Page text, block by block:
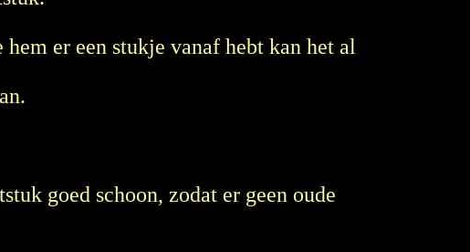
er een stukje vanaf hebt kan het al
goed schoon, zodat er geen oude